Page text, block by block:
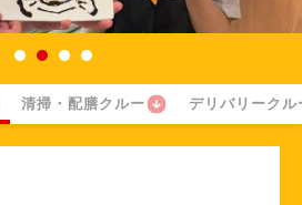
清掃・配膳クルー デリバリークル